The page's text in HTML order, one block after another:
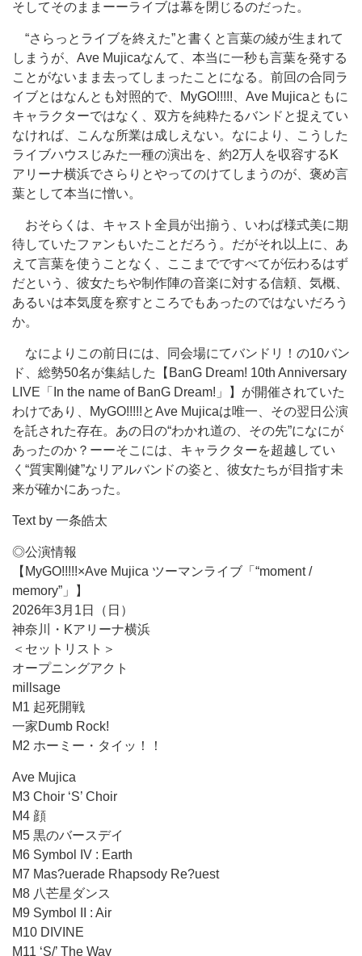
そしてそのままーーライブは幕を閉じるのだった。
“さらっとライブを終えた”と書くと言葉の綾が生まれて
しまうが、Ave Mujicaなんて、本当に一秒も言葉を発する
ことがないまま去ってしまったことになる。前回の合同ラ
イブとはなんとも対照的で、MyGO!!!!!、Ave Mujicaともに
キャラクターではなく、双方を純粋たるバンドと捉えてい
なければ、こんな所業は成しえない。なにより、こうした
ライブハウスじみた一種の演出を、約2万人を収容するK
アリーナ横浜でさらりとやってのけてしまうのが、褒め言
葉として本当に憎い。
おそらくは、キャスト全員が出揃う、いわば様式美に期
待していたファンもいたことだろう。だがそれ以上に、あ
えて言葉を使うことなく、ここまでですべてが伝わるはず
だという、彼女たちや制作陣の音楽に対する信頼、気概、
あるいは本気度を察すところでもあったのではないだろう
か。
なによりこの前日には、同会場にてバンドリ！の10バン
ド、総勢50名が集結した【BanG Dream! 10th Anniversary
LIVE「In the name of BanG Dream!」】が開催されていた
わけであり、MyGO!!!!!とAve Mujicaは唯一、その翌日公演
を託された存在。あの日の“わかれ道の、その先”になにが
あったのか？ーーそこには、キャラクターを超越してい
く“質実剛健”なリアルバンドの姿と、彼女たちが目指す未
来が確かにあった。
Text by 一条皓太
◎公演情報
【MyGO!!!!!×Ave Mujica ツーマンライブ「“moment /
memory”」】
2026年3月1日（日）
神奈川・Kアリーナ横浜
＜セットリスト＞
オープニングアクト
millsage
M1 起死開戦
一家Dumb Rock!
M2 ホーミー・タイッ！！
Ave Mujica
M3 Choir ‘S’ Choir
M4 顔
M5 黒のバースデイ
M6 Symbol IV : Earth
M7 Mas?uerade Rhapsody Re?uest
M8 八芒星ダンス
M9 Symbol II : Air
M10 DIVINE
M11 ‘S/’ The Way